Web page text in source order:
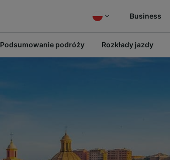
Business
Podsumowanie podróży Rozkłady jazdy